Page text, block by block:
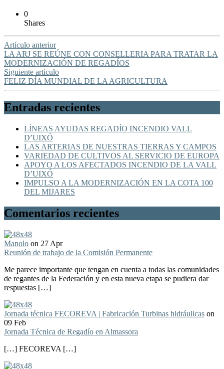
0
Shares
Artículo anterior
LA ARJ SE REÚNE CON CONSELLERIA PARA TRATAR LA
MODERNIZACIÓN DE REGADÍOS
Siguiente artículo
FELIZ DÍA MUNDIAL DE LA AGRICULTURA
Entradas recientes
LÍNEAS AYUDAS REGADÍO INCENDIO VALL
D’UIXÓ
LAS ARTERIAS DE NUESTRAS TIERRAS Y CAMPOS
VARIEDAD DE CULTIVOS AL SERVICIO DE EUROPA
APOYO A LOS AFECTADOS INCENDIO DE LA VALL
D’UIXÓ
IMPULSO A LA MODERNIZACIÓN EN LA COTA 100
DEL MIJARES
Comentarios recientes
Manolo on 27 Apr
Reunión de trabajo de la Comisión Permanente
Me parece importante que tengan en cuenta a todas las comunidades
de regantes de la Federación y en esta nueva etapa se pudiera dar
respuestas […]
Jornada técnica FECOREVA | Fabricación Turbinas hidráulicas on
09 Feb
Jornada Técnica de Regadío en Almassora
[…] FECOREVA […]